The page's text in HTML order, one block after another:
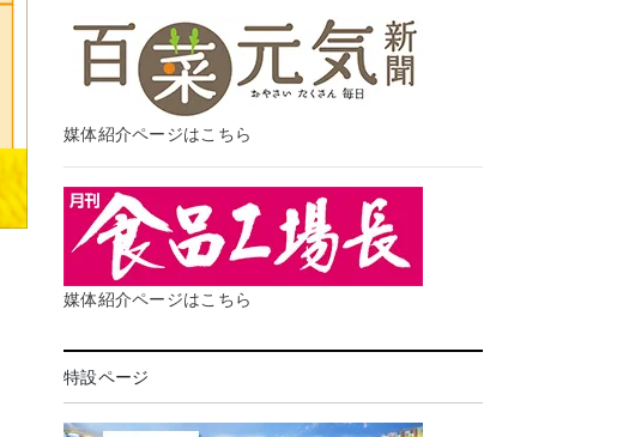
媒体紹介ページはこちら
媒体紹介ページはこちら
特設ページ